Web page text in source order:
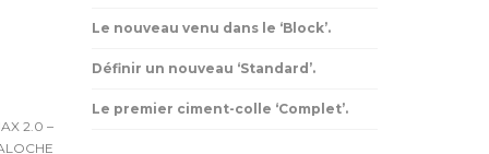
2.0 –
Le nouveau venu dans le ‘Block’.
Définir un nouveau ‘Standard’.
Le premier ciment-colle ‘Complet’.